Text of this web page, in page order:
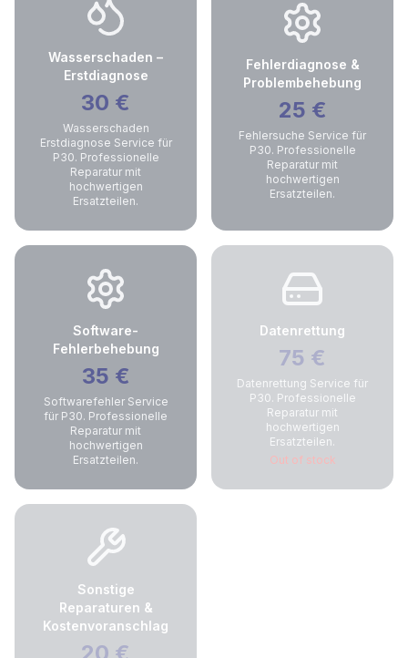
Wasserschaden –
Erstdiagnose
30 €
Wasserschaden
Erstdiagnose Service für
P30. Professionelle
Reparatur mit
hochwertigen
Ersatzteilen.
Fehlerdiagnose &
Problembehebung
25 €
Fehlersuche Service für
P30. Professionelle
Reparatur mit
hochwertigen
Ersatzteilen.
Software-
Fehlerbehebung
35 €
Softwarefehler Service
für P30. Professionelle
Reparatur mit
hochwertigen
Ersatzteilen.
Datenrettung
75 €
Datenrettung Service für
P30. Professionelle
Reparatur mit
hochwertigen
Ersatzteilen.
Out of stock
Sonstige
Reparaturen &
Kostenvoranschlag